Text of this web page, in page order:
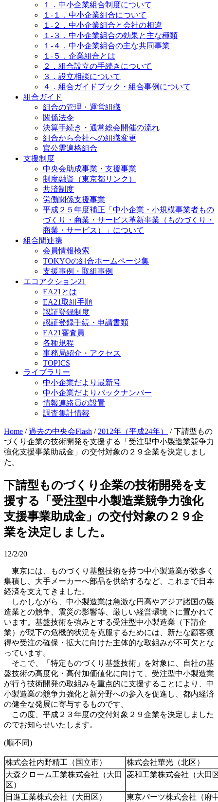
１．中小企業組合制度について
１-１．中小企業組合について
１-２．中小企業組合と会社の相違
１-３．中小企業組合の効果と主な種類
１-４．中小企業組合の主な共同事業
１-５．企業組合とは
２．組合設立の手続きについて
３．設立相談について
４．組合ガイドブック・組合事例について
組合ガイド
組合の管理・運営組織
関係法令
決算手続き・通常総会開催の流れ
組合から会社への組織変更
官公需適格組合
支援制度
中央会助成事業・支援事業
制度融資（東京都リンク）
共済制度
労働関係支援事業
平成２５年度補正「中小企業・小規模事業者もの
づくり・商業・サービス革新事業（ものづくり・
商業・サービス）」について
組合間連携
会員情報検索
TOKYOの組合ホームページ集
支援事例・取組事例
エコアクション21
EA21とは
EA21取組手順
認証登録制度
認証登録手続・申請書類
EA21審査員
各種規程
事務局紹介・アクセス
TOPICS
ライブラリー
中小企業だより最新号
中小企業だよりバックナンバー
情報連絡員の設置
調査集計情報
Home /過去の中央会Flash / 2012年（平成24年） /下請型もの
づくり企業の技術開発を支援する「受注型中小製造業競争力
強化支援事業助成金」の交付対象の２９企業を決定しまし
た。
下請型ものづくり企業の技術開発を支
援する「受注型中小製造業競争力強化
支援事業助成金」の交付対象の２９企
業を決定しました。
12/2/20
東京には、ものづくり基盤技術を持つ中小製造業が数多く
集積し、大手メーカーへ部品を供給するなど、これまで日本
経済を支えてきました。
しかしながら、中小製造業は急激な円高やアジア諸国の製
造業との競争、震災の影響等、厳しい経営環境下に置かれて
います。基盤技術を強みとする受注型中小製造業（下請企
業）が現下の危機的状況を克服するためには、新たな顧客獲
得や受注の確保・拡大に向けた主体的な取組みが不可欠とな
っています。
そこで、「特定ものづくり基盤技術」を対象に、自社の基
盤技術の高度化・高付加価値化に向けて、受注型中小製造業
が行う技術開発の取組みを重点的に支援することにより、中
小製造業の競争力強化と新分野への参入を促進し、都内経済
の健全な発展に寄与するものです。
この度、平成２３年度の交付対象２９企業を決定しました
のでお知らせいたします。
(順不同)
株式会社内野精工（国立市）
株式会社華光（北区）
大森クローム工業株式会社（大田
区）
菱和工業株式会社（大田
日進工業株式会社（大田区）
東京パーツ株式会社（府